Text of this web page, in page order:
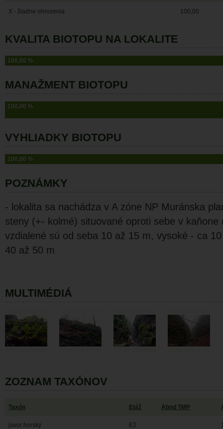
X - žiadne ohrozenia 100,00
KVALITA BIOTOPU NA LOKALITE
100,00 %
MANAŽMENT BIOTOPU
100,00 %
VYHLIADKY BIOTOPU
100,00 %
POZNÁMKY
- lokalita sa nachádza v A zóne NP Muránska
steny (+- kolmé) situované oproti sebe v kaňone
vzdialené sú od seba 10 až 15 m, vysoké - ca
40 až 50 m
MULTIMÉDIÁ
ZOZNAM TAXÓNOV
Taxón Etáž Abnd TMP
javor horský E2